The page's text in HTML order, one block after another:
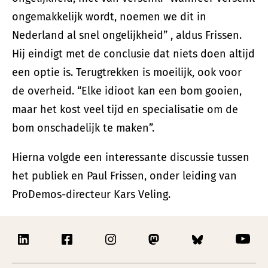
ongemakkelijk wordt, noemen we dit in
Nederland al snel ongelijkheid” , aldus Frissen.
Hij eindigt met de conclusie dat niets doen altijd
een optie is. Terugtrekken is moeilijk, ook voor
de overheid. “Elke idioot kan een bom gooien,
maar het kost veel tijd en specialisatie om de
bom onschadelijk te maken”.
Hierna volgde een interessante discussie tussen
het publiek en Paul Frissen, onder leiding van
ProDemos-directeur Kars Veling.